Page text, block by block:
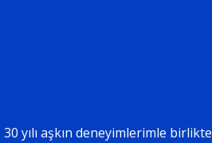
30 yılı aşkın deneyimlerimle birlikte